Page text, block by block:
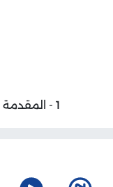
1 - المقدمة